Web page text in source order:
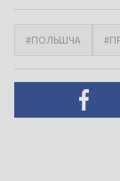
#ПОЛЬШЧА